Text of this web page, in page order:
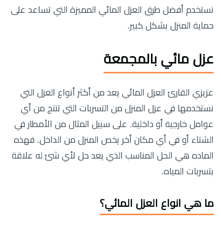
نستخدم أفضل طرق العزل المائي المميزة التي تساعد على
حماية المنزل بشكل كبير.
عزل مائي بالمجمعة
عزيزي القارئ العزل المائي يعد من أكثر أنواع العزل التي
نستخدمها في عزل المنزل من التسربات التي تنتج من أي
عوامل خارجية أو داخلية. على سبيل المثال من الأمطار في
الشتاء أو في أي مكان أخر يخص المنزل من الداخل. فهذه
الماده هي الحل المناسب الذي يعد حل لأي شئ له علاقة
بتسربات المياه.
ما هي انواع العزل المائي؟